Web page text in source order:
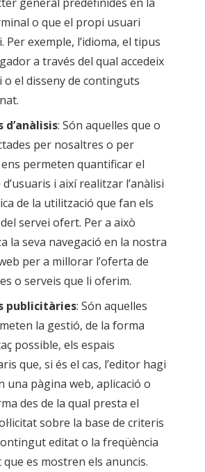
o que el propi usuari
Per exemple, l’idioma, el tipus
a través del qual accedeix
o el disseny de continguts
d’anàlisis: Són aquelles que o
per nosaltres o per
permeten quantificar el
i així realitzar l’anàlisi
de la utilització que fan els
servei ofert. Per a això
la seva navegació en la nostra
per a millorar l’oferta de
o serveis que li oferim.
publicitàries: Són aquelles
la gestió, de la forma
possible, els espais
que, si és el cas, l’editor hagi
una pàgina web, aplicació o
des de la qual presta el
sobre la base de criteris
editat o la freqüència
es mostren els anuncis.